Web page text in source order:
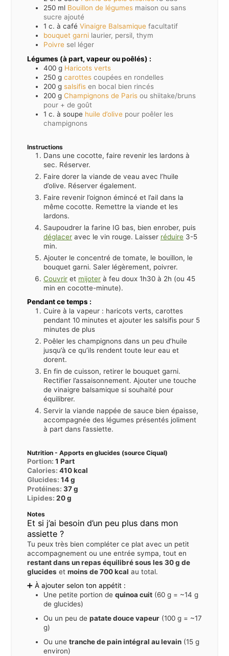
250 ml Bouillon de légumes maison ou sans
sucre ajouté
1 c. à café Vinaigre Balsamique facultatif
bouquet garni laurier, persil, thym
Poivre sel léger
Légumes (à part, vapeur ou poêlés) :
400 g Haricots verts
250 g carottes coupées en rondelles
200 g salsifis en bocal bien rincés
200 g Champignons de Paris ou shiitake/bruns
pour + de goût
1 c. à soupe huile d’olive pour poêler les
champignons
Instructions
Dans une cocotte, faire revenir les lardons à
sec. Réserver.
Faire dorer la viande de veau avec l’huile
d’olive. Réserver également.
Faire revenir l’oignon émincé et l’ail dans la
même cocotte. Remettre la viande et les
lardons.
Saupoudrer la farine IG bas, bien enrober, puis
déglacer avec le vin rouge. Laisser réduire 3-5
min.
Ajouter le concentré de tomate, le bouillon, le
bouquet garni. Saler légèrement, poivrer.
Couvrir et mijoter à feu doux 1h30 à 2h (ou 45
min en cocotte-minute).
Pendant ce temps :
Cuire à la vapeur : haricots verts, carottes
pendant 10 minutes et ajouter les salsifis pour 5
minutes de plus
Poêler les champignons dans un peu d’huile
jusqu’à ce qu’ils rendent toute leur eau et
dorent.
En fin de cuisson, retirer le bouquet garni.
Rectifier l’assaisonnement. Ajouter une touche
de vinaigre balsamique si souhaité pour
équilibrer.
Servir la viande nappée de sauce bien épaisse,
accompagnée des légumes présentés joliment
à part dans l’assiette.
Nutrition - Apports en glucides (source Ciqual)
Portion: 1 Part
Calories: 410kcal
Glucides: 14g
Protéines: 37g
Lipides: 20g
Notes
Et si j’ai besoin d’un peu plus dans mon
assiette ?
Tu peux très bien compléter ce plat avec un petit
accompagnement ou une entrée sympa, tout en
restant dans un repas équilibré sous les 30 g de
glucides et moins de 700 kcal au total.
➕ À ajouter selon ton appétit :
Une petite portion de quinoa cuit (60 g = ~14 g
de glucides)
Ou un peu de patate douce vapeur (100 g = ~17
g)
Ou une tranche de pain intégral au levain (15 g
environ)